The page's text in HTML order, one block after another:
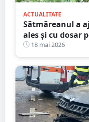
ACTUALITATE
Sătmăreanul a
ales și cu dosar
18 mai 2026